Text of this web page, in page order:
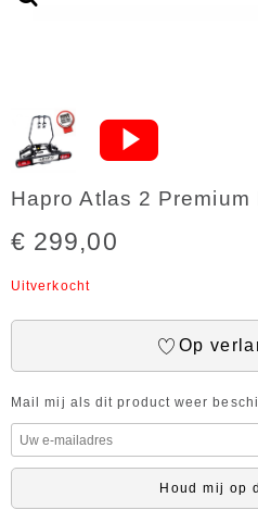
Hapro Atlas 2
€ 299,00
Uitverkocht
Op
Mail mij als dit product weer
Houd mij op